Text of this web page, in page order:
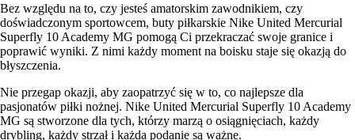
Bez względu na to, czy jesteś amatorskim zawodnikiem, czy
doświadczonym sportowcem, buty piłkarskie Nike United Mercurial
Superfly 10 Academy MG pomogą Ci przekraczać swoje granice i
poprawić wyniki. Z nimi każdy moment na boisku staje się okazją do
błyszczenia.
Nie przegap okazji, aby zaopatrzyć się w to, co najlepsze dla
pasjonatów piłki nożnej. Nike United Mercurial Superfly 10 Academy
MG są stworzone dla tych, którzy marzą o osiągnięciach, każdy
drybling, każdy strzał i każda podanie są ważne.